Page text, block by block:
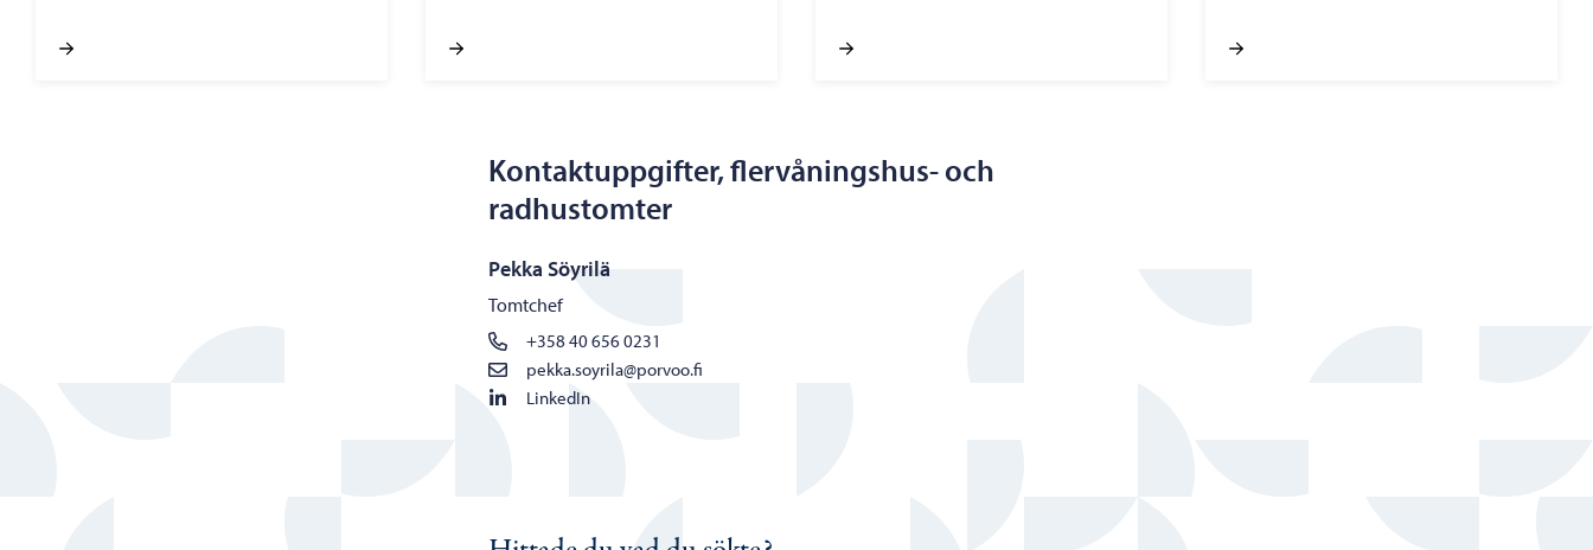
Kontaktuppgifter, flervåningshus- och
radhustomter
Pekka Söyrilä
Tomtchef
+358 40 656 0231
pekka.soyrila@porvoo.fi
LinkedIn